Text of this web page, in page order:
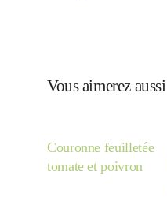
Vous aimerez aussi
Couronne feuilletée
tomate et poivron